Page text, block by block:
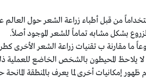
لا يلاحظ المحيطون بالشخص الخاضع للعملية
إمكانيات أخرى لما يعرف بالمنطقة